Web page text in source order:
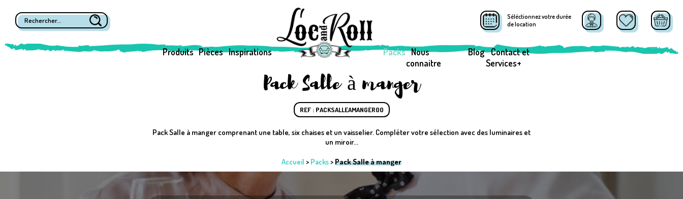
Séléctionnez votre durée
de location
Produits Pièces Inspirations Packs Nous
connaitre
Blog Contact et
Services+
Pack Salle à manger
REF : PACKSALLEAMANGER00
Pack Salle à manger comprenant une table, six chaises et un vaisselier. Compléter votre sélection avec des luminaires et
un miroir...
Accueil > Packs>Pack Salle à manger